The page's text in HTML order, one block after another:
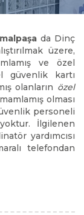
da Dinç
üzere,
ve özel
güvenlik kartı
olanların özel
olması
personeli
İlgilenen
yardımcısı
telefondan